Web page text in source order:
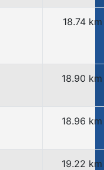
18.74 km
18.90 km
18.96 km
19.22 km